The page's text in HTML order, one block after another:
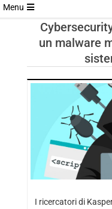
Menu
un malware
I ricercatori di